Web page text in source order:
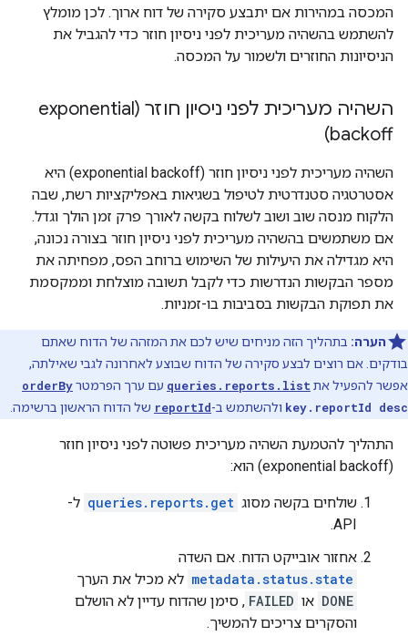
המכסה במהירות אם יתבצע סקירה של דוח ארוך. לכן מומלץ
להשתמש בהשהיה מעריכית לפני ניסיון חוזר כדי להגביל את
הניסיונות החוזרים ולשמור על המכסה.
השהיה מעריכית לפני ניסיון חוזר (exponential
backoff)
השהיה מעריכית לפני ניסיון חוזר (exponential backoff) היא
אסטרטגיה סטנדרטית לטיפול בשגיאות באפליקציות רשת, שבה
הלקוח מנסה שוב ושוב לשלוח בקשה לאורך פרק זמן הולך וגדל.
אם משתמשים בהשהיה מעריכית לפני ניסיון חוזר בצורה נכונה,
היא מגדילה את היעילות של השימוש ברוחב הפס, מפחיתה את
מספר הבקשות הנדרשות כדי לקבל תשובה מוצלחת וממקסמת
את תפוקת הבקשות בסביבות בו-זמניות.
הערה: בתהליך הזה מניחים שיש לכם את המזהה של הדוח שאתם
בודקים. אם רוצים לבצע סקירה של הדוח שבוצע לאחרונה לגבי שאילתה,
אפשר להפעיל את queries.reports.list עם ערך הפרמטרorderBy
key.reportId desc ולהשתמש ב-reportId של הדוח הראשון ברשימה.
התהליך להטמעת השהיה מעריכית פשוטה לפני ניסיון חוזר
(exponential backoff) הוא:
שולחים בקשה מסוג queries.reports.get ל-
API.
אחזור אובייקט הדוח. אם השדה
metadata.status.state לא מכיל את הערך
DONE או FAILED , סימן שהדוח עדיין לא הושלם
והסקרים צריכים להמשיך.